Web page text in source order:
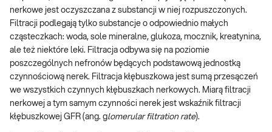
nerkowe jest oczyszczana z substancji w niej rozpuszczonych.
Filtracji podlegają tylko substancje o odpowiednio małych
cząsteczkach: woda, sole mineralne, glukoza, mocznik, kreatynina,
ale też niektóre leki. Filtracja odbywa się na poziomie
poszczególnych nefronów będących podstawową jednostką
czynnościową nerek. Filtracja kłębuszkowa jest sumą przesączeń
we wszystkich czynnych kłębuszkach nerkowych. Miarą filtracji
nerkowej a tym samym czynności nerek jest wskaźnik filtracji
kłębuszkowej GFR (ang. glomerular filtration rate).